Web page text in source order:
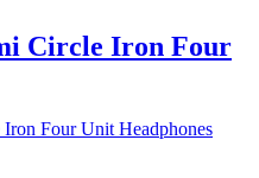
Circle Iron Four